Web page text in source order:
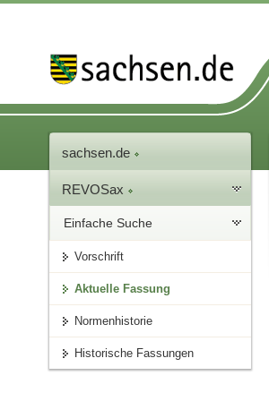
sachsen.de
REVOSax
Einfache Suche
Vorschrift
Aktuelle Fassung
Normenhistorie
Historische Fassungen